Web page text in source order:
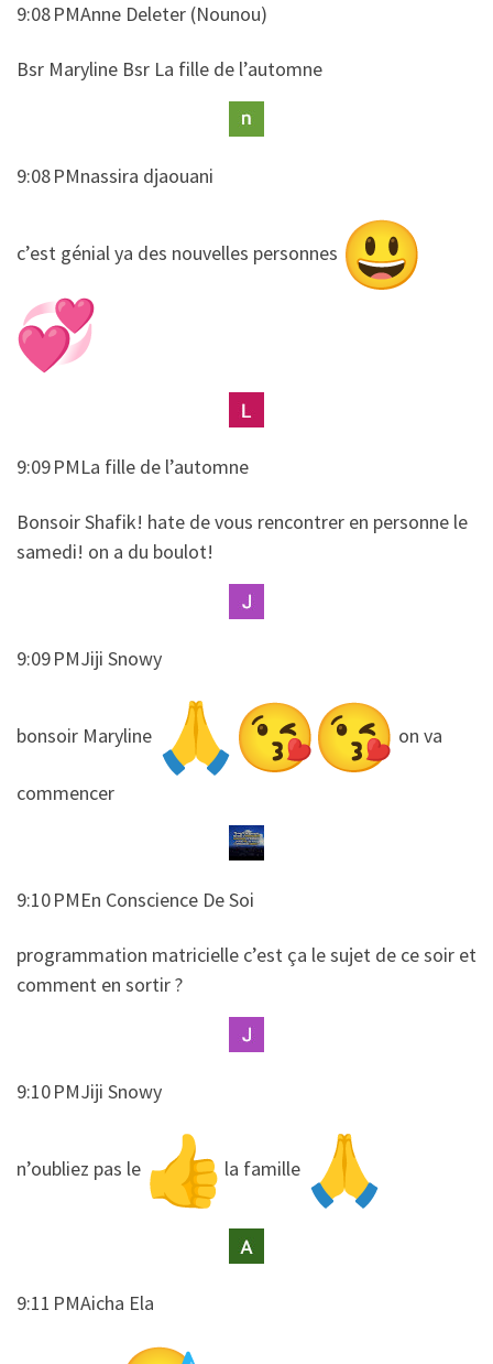
9:08 PMAnne Deleter (Nounou)
​​Bsr Maryline Bsr La fille de l’automne
9:08 PMnassira djaouani
​​c’est génial ya des nouvelles personnes
9:09 PMLa fille de l’automne
​​Bonsoir Shafik! hate de vous rencontrer en personne le
samedi! on a du boulot!
9:09 PMJiji Snowy
​​bonsoir Maryline on va
commencer
9:10 PMEn Conscience De Soi
​​programmation matricielle c’est ça le sujet de ce soir et
comment en sortir ?
9:10 PMJiji Snowy
​​n’oubliez pas le la famille
9:11 PMAicha Ela